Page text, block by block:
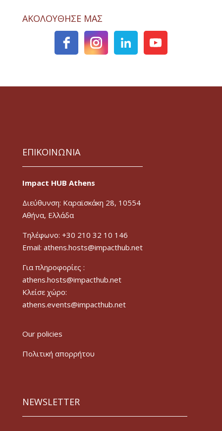
ΑΚΟΛΟΥΘΗΣΕ ΜΑΣ
ΕΠΙΚΟΙΝΩΝΙΑ
Impact HUB Athens
Διεύθυνση: Καραϊσκάκη 28, 10554
Αθήνα, Ελλάδα
Τηλέφωνο: +30 210 32 10 146
Email: athens.hosts@impacthub.net
Για πληροφορίες :
athens.hosts@impacthub.net
Κλείσε χώρο:
athens.events@impacthub.net
Our policies
Πολιτική απορρήτου
NEWSLETTER